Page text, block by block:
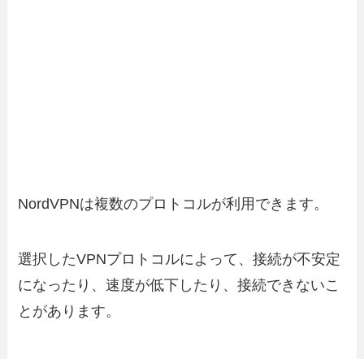
NordVPNは複数のプロトコルが利用できます。
選択したVPNプロトコルによって、接続が不安定
になったり、速度が低下したり、接続できないこ
とがあります。